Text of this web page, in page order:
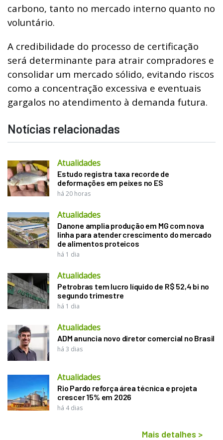
carbono, tanto no mercado interno quanto no
voluntário.
A credibilidade do processo de certificação
será determinante para atrair compradores e
consolidar um mercado sólido, evitando riscos
como a concentração excessiva e eventuais
gargalos no atendimento à demanda futura.
Notícias relacionadas
Atualidades
Estudo registra taxa recorde de
deformações em peixes no ES
há 20 horas
Atualidades
Danone amplia produção em MG com nova
linha para atender crescimento do mercado
de alimentos proteicos
há 1 dia
Atualidades
Petrobras tem lucro líquido de R$ 52,4 bi no
segundo trimestre
há 1 dia
Atualidades
ADM anuncia novo diretor comercial no Brasil
há 3 dias
Atualidades
Rio Pardo reforça área técnica e projeta
crescer 15% em 2026
há 4 dias
Mais detalhes >